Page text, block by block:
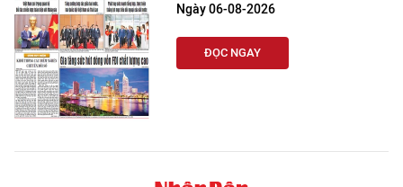
Ngày 06-08-2026
ĐỌC NGAY